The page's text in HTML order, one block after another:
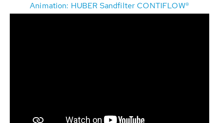
Animation: HUBER Sandfilter CONTIFLOW®